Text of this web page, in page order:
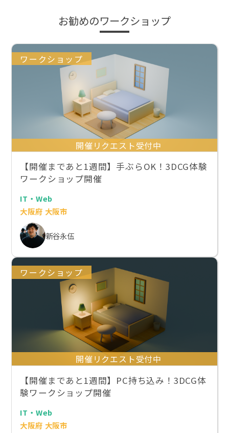
お勧めのワークショップ
ワークショップ
開催リクエスト受付中
【開催まであと1週間】手ぶらOK！3DCG体験
ワークショップ開催
IT・Web
大阪府 大阪市
新谷永伍
ワークショップ
開催リクエスト受付中
【開催まであと1週間】PC持ち込み！3DCG体
験ワークショップ開催
IT・Web
大阪府 大阪市